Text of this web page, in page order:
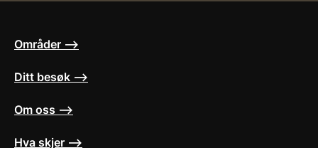
Områder ⟶
Ditt besøk ⟶
Om oss ⟶
Hva skjer ⟶